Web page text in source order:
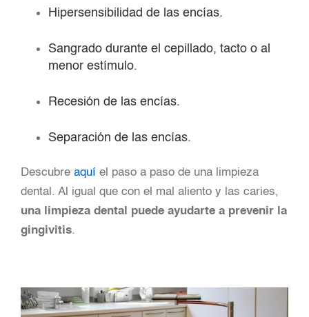
Hipersensibilidad de las encías.
Sangrado durante el cepillado, tacto o al
menor estímulo.
Recesión de las encías.
Separación de las encías.
Descubre aquí el paso a paso de una limpieza
dental. Al igual que con el mal aliento y las caries,
una limpieza dental puede ayudarte a prevenir la
gingivitis.